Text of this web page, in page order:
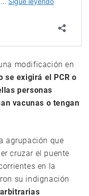
modificación en
se exigirá el PCR o
personas
vacunas o tengan
agrupación que
cruzar el puente
en la
su indignación